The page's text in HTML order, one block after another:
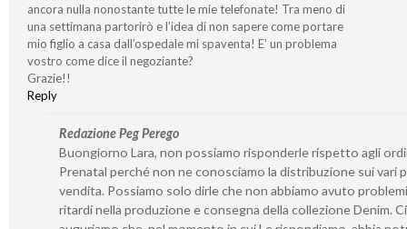
ancora nulla nonostante tutte le mie telefonate! Tra meno di
una settimana partorirò e l’idea di non sapere come portare
mio figlio a casa dall’ospedale mi spaventa! E’ un problema
vostro come dice il negoziante?
Grazie!!
Reply
Redazione Peg Perego
Buongiorno Lara, non possiamo risponderle rispetto agli
Prenatal perché non ne conosciamo la distribuzione sui vari
vendita. Possiamo solo dirle che non abbiamo avuto
ritardi nella produzione e consegna della collezione Denim. Ci